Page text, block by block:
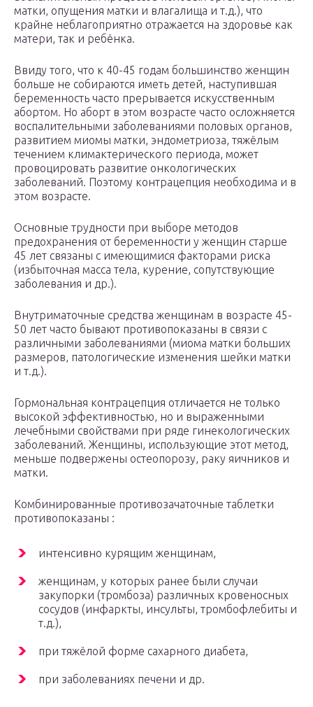
матки, опущения матки и влагалища и т.д.), что
крайне неблагоприятно отражается на здоровье как
матери, так и ребёнка.
Ввиду того, что к 40-45 годам большинство женщин
больше не собираются иметь детей, наступившая
беременность часто прерывается искусственным
абортом. Но аборт в этом возрасте часто осложняется
воспалительными заболеваниями половых органов,
развитием миомы матки, эндометриоза, тяжёлым
течением климактерического периода, может
провоцировать развитие онкологических
заболеваний. Поэтому контрацепция необходима и в
этом возрасте.
Основные трудности при выборе методов
предохранения от беременности у женщин старше
45 лет связаны с имеющимися факторами риска
(избыточная масса тела, курение, сопутствующие
заболевания и др.).
Внутриматочные средства женщинам в возрасте 45-
50 лет часто бывают противопоказаны в связи с
различными заболеваниями (миома матки больших
размеров, патологические изменения шейки матки
и т.д.).
Гормональная контрацепция отличается не только
высокой эффективностью, но и выраженными
лечебными свойствами при ряде гинекологических
заболеваний. Женщины, использующие этот метод,
меньше подвержены остеопорозу, раку яичников и
матки.
Комбинированные противозачаточные таблетки
противопоказаны :
интенсивно курящим женщинам,
женщинам, у которых ранее были случаи
закупорки (тромбоза) различных кровеносных
сосудов (инфаркты, инсульты, тромбофлебиты и
т.д.),
при тяжёлой форме сахарного диабета,
при заболеваниях печени и др.